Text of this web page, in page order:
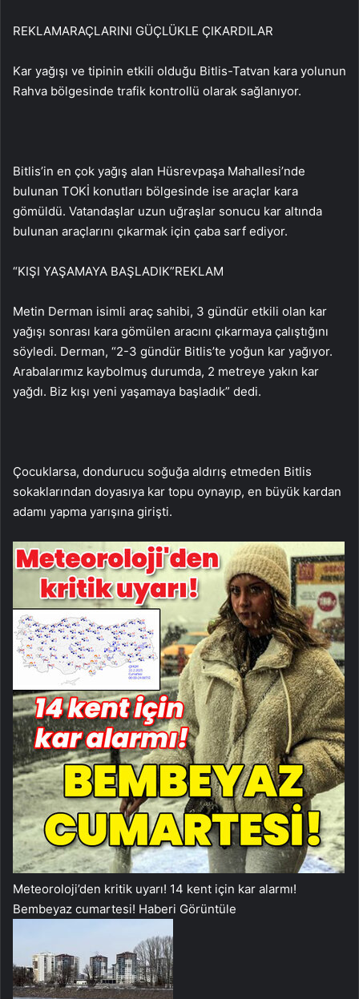
REKLAMARAÇLARINI GÜÇLÜKLE ÇIKARDILAR
Kar yağışı ve tipinin etkili olduğu Bitlis-Tatvan kara yolunun
Rahva bölgesinde trafik kontrollü olarak sağlanıyor.
Bitlis’in en çok yağış alan Hüsrevpaşa Mahallesi’nde
bulunan TOKİ konutları bölgesinde ise araçlar kara
gömüldü. Vatandaşlar uzun uğraşlar sonucu kar altında
bulunan araçlarını çıkarmak için çaba sarf ediyor.
“KIŞI YAŞAMAYA BAŞLADIK”REKLAM
Metin Derman isimli araç sahibi, 3 gündür etkili olan kar
yağışı sonrası kara gömülen aracını çıkarmaya çalıştığını
söyledi. Derman, “2-3 gündür Bitlis’te yoğun kar yağıyor.
Arabalarımız kaybolmuş durumda, 2 metreye yakın kar
yağdı. Biz kışı yeni yaşamaya başladık” dedi.
Çocuklarsa, dondurucu soğuğa aldırış etmeden Bitlis
sokaklarından doyasıya kar topu oynayıp, en büyük kardan
adamı yapma yarışına girişti.
Meteoroloji’den kritik uyarı! 14 kent için kar alarmı!
Bembeyaz cumartesi! Haberi Görüntüle